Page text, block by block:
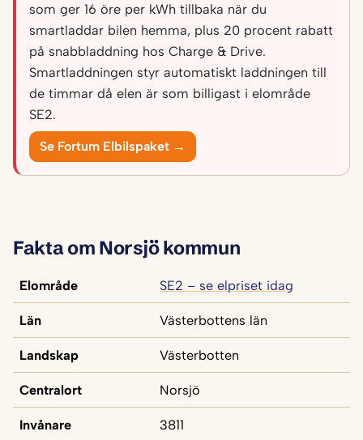
som ger 16 öre per kWh tillbaka när du
smartladdar bilen hemma, plus 20 procent rabatt
på snabbladdning hos Charge & Drive.
Smartladdningen styr automatiskt laddningen till
de timmar då elen är som billigast i elområde
SE2.
Se Fortum Elbilspaket →
Fakta om Norsjö kommun
Elområde SE2 – se elpriset idag
Län Västerbottens län
Landskap Västerbotten
Centralort Norsjö
Invånare 3811